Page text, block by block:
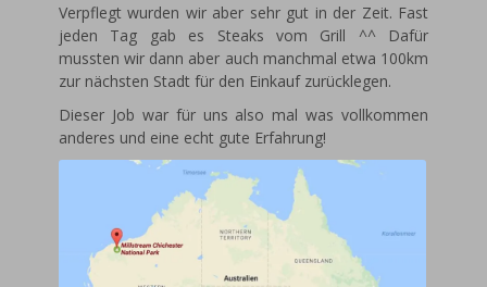
Verpflegt wurden wir aber sehr gut in der Zeit. Fast
jeden Tag gab es Steaks vom Grill ^^ Dafür
mussten wir dann aber auch manchmal etwa 100km
zur nächsten Stadt für den Einkauf zurücklegen.
Dieser Job war für uns also mal was vollkommen
anderes und eine echt gute Erfahrung!